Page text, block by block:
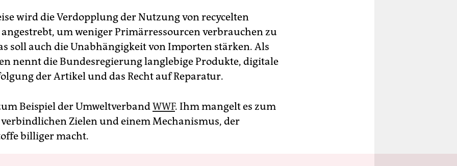
wird die Verdopplung der Nutzung von recycelten
um weniger Primärressourcen verbrauchen zu
soll auch die Unabhängigkeit von Importen stärken. Als
nennt die Bundesregierung langlebige Produkte, digitale
der Artikel und das Recht auf Reparatur.
Beispiel der UmweltverbandWWF. Ihm mangelt es zum
verbindlichen Zielen und einem Mechanismus, der
billiger macht.